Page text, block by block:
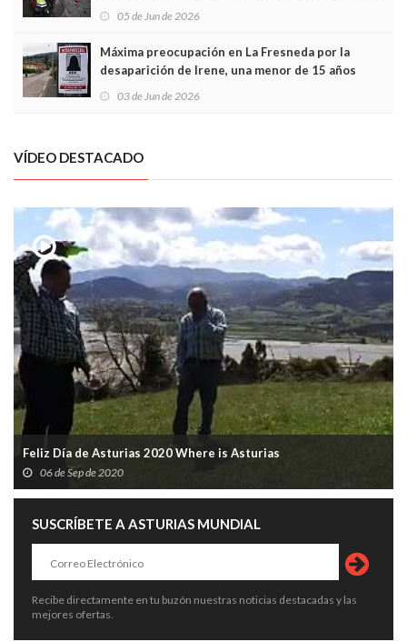
frontal
05 de Jun de 2026
Máxima preocupación en La Fresneda por la
desaparición de Irene, una menor de 15 años
03 de Jun de 2026
VÍDEO DESTACADO
Feliz Día de Asturias 2020 Where is Asturias
06 de Sep de 2020
SUSCRÍBETE A ASTURIAS MUNDIAL
Recibe directamente en tu buzón nuestras noticias destacadas y las
mejores ofertas.